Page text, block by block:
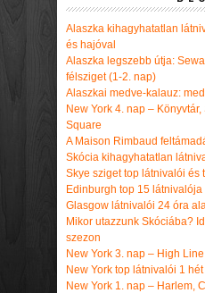
Alaszka kihagyhatatlan
és hajóval
Alaszka legszebb útja:
félsziget (1-2. nap)
Alaszkai medve-kalauz:
New York 4. nap –
Square
A Maison Rimbaud
Skócia kihagyhatatlan
Skye sziget top látnivalói és
Edinburgh top 15 látnivalója
Glasgow látnivalói 24 óra
Mikor utazzunk Skóciába?
szezon
New York 3. nap – High
New York top látnivalói 1
New York 1. nap – Harlem,